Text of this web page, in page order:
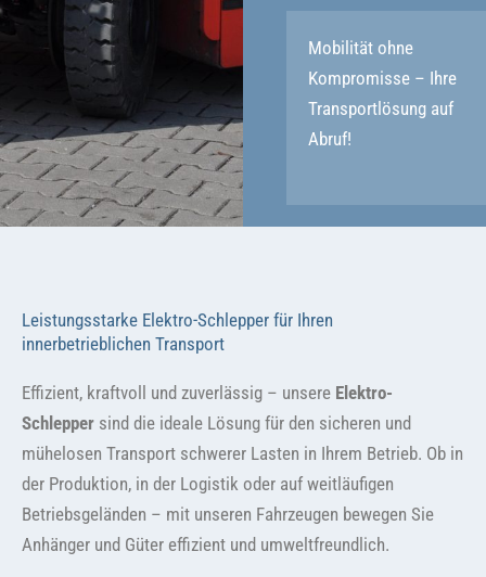
Mobilität ohne
Kompromisse – Ihre
Transportlösung auf
Abruf!
Leistungsstarke Elektro-Schlepper für Ihren
innerbetrieblichen Transport
Effizient, kraftvoll und zuverlässig – unsere Elektro-
Schlepper sind die ideale Lösung für den sicheren und
mühelosen Transport schwerer Lasten in Ihrem Betrieb. Ob in
der Produktion, in der Logistik oder auf weitläufigen
Betriebsgeländen – mit unseren Fahrzeugen bewegen Sie
Anhänger und Güter effizient und umweltfreundlich.